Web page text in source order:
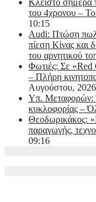
Κλειστό σήμερα
του 4χρονου – Το
10:15
Audi: Πτώση
πίεση Κίνας και
του αρνητικού
Φωτιές: Σε «Red
– Πλήρη
Αυγούστου,
Υπ. Μεταφορών:
κυκλοφορίας –
Θεοδωρικάκος:
παραγωγής,
09:16